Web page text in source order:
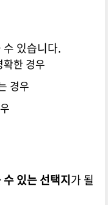
있습니다.
확한 경우
경우
있는 선택지가 될